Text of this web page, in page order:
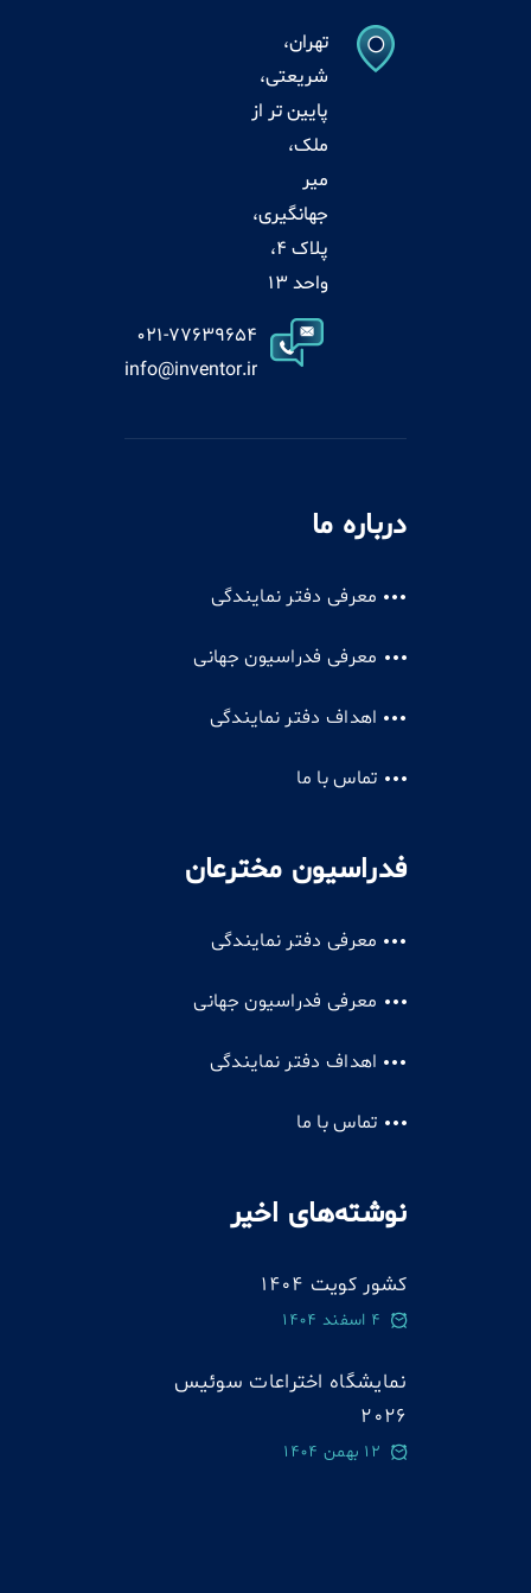
تهران،
شریعتی،
پایین تر از
ملک،
میر
جهانگیری،
پلاک 4،
واحد 13
021-77639654
info@inventor.ir
درباره ما
معرفی دفتر نمایندگی
معرفی فدراسیون جهانی
اهداف دفتر نمایندگی
تماس با ما
فدراسیون مخترعان
معرفی دفتر نمایندگی
معرفی فدراسیون جهانی
اهداف دفتر نمایندگی
تماس با ما
نوشته‌های اخیر
کشور کویت 1404
4 اسفند 1404
نمایشگاه اختراعات سوئيس
2026
12 بهمن 1404